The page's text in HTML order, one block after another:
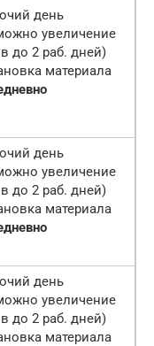
день
увеличение
до 2 раб. дней)
материала
день
увеличение
до 2 раб. дней)
материала
день
увеличение
до 2 раб. дней)
материала